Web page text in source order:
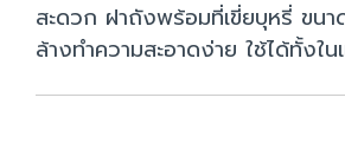
สะดวก ฝาถังพร้อมที่เขี่ยบุหรี่ ขนา
ล้างทำความสะอาดง่าย ใช้ได้ทั้งใ